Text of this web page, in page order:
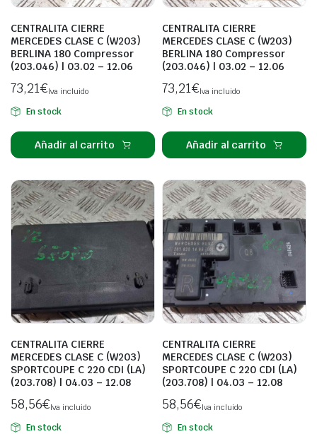
CENTRALITA CIERRE
MERCEDES CLASE C (W203)
BERLINA 180 Compressor
(203.046) | 03.02 – 12.06
73,21€Iva incluido
En stock
Añadir al carrito
CENTRALITA CIERRE
MERCEDES CLASE C (W203)
BERLINA 180 Compressor
(203.046) | 03.02 – 12.06
73,21€Iva incluido
En stock
Añadir al carrito
CENTRALITA CIERRE
MERCEDES CLASE C (W203)
SPORTCOUPE C 220 CDI (LA)
(203.708) | 04.03 – 12.08
58,56€Iva incluido
En stock
CENTRALITA CIERRE
MERCEDES CLASE C (W203)
SPORTCOUPE C 220 CDI (LA)
(203.708) | 04.03 – 12.08
58,56€Iva incluido
En stock